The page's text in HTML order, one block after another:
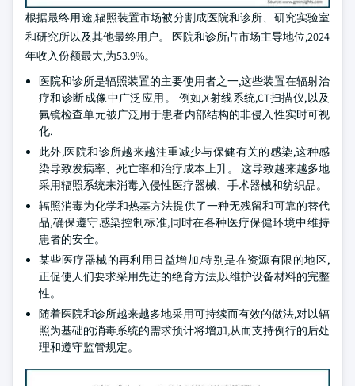
根据最终用途,辐照装置市场被分割成医院和诊所、研究实验室
和研究所以及其他最终用户。 医院和诊所占市场主导地位,2024
年收入份额最大,为53.9%。
医院和诊所是辐照装置的主要使用者之一,这些装置在辐射治
疗和诊断成像中广泛应用。 例如,X射线系统,CT扫描仪,以及
氟镜检查单元被广泛用于患者内部结构的非侵入性实时可视
化.
此外,医院和诊所越来越注重减少与保健有关的感染,这种感
染导致发病率、死亡率和治疗成本上升。 这导致越来越多地
采用辐照系统来消毒入侵性医疗器械、手术器械和纺织品。
辐照消毒为化学和热基方法提供了一种无残留和可靠的替代
品,确保遵守感染控制标准,同时在各种医疗保健环境中维持
患者的安全。
某些医疗器械的再利用日益增加,特别是在资源有限的地区,
正促使人们要求采用先进的绝育方法,以维护设备材料的完整
性。
随着医院和诊所越来越多地采用可持续而有效的做法,对以辐
照为基础的消毒系统的需求预计将增加,从而支持例行的后处
理和遵守监管规定。